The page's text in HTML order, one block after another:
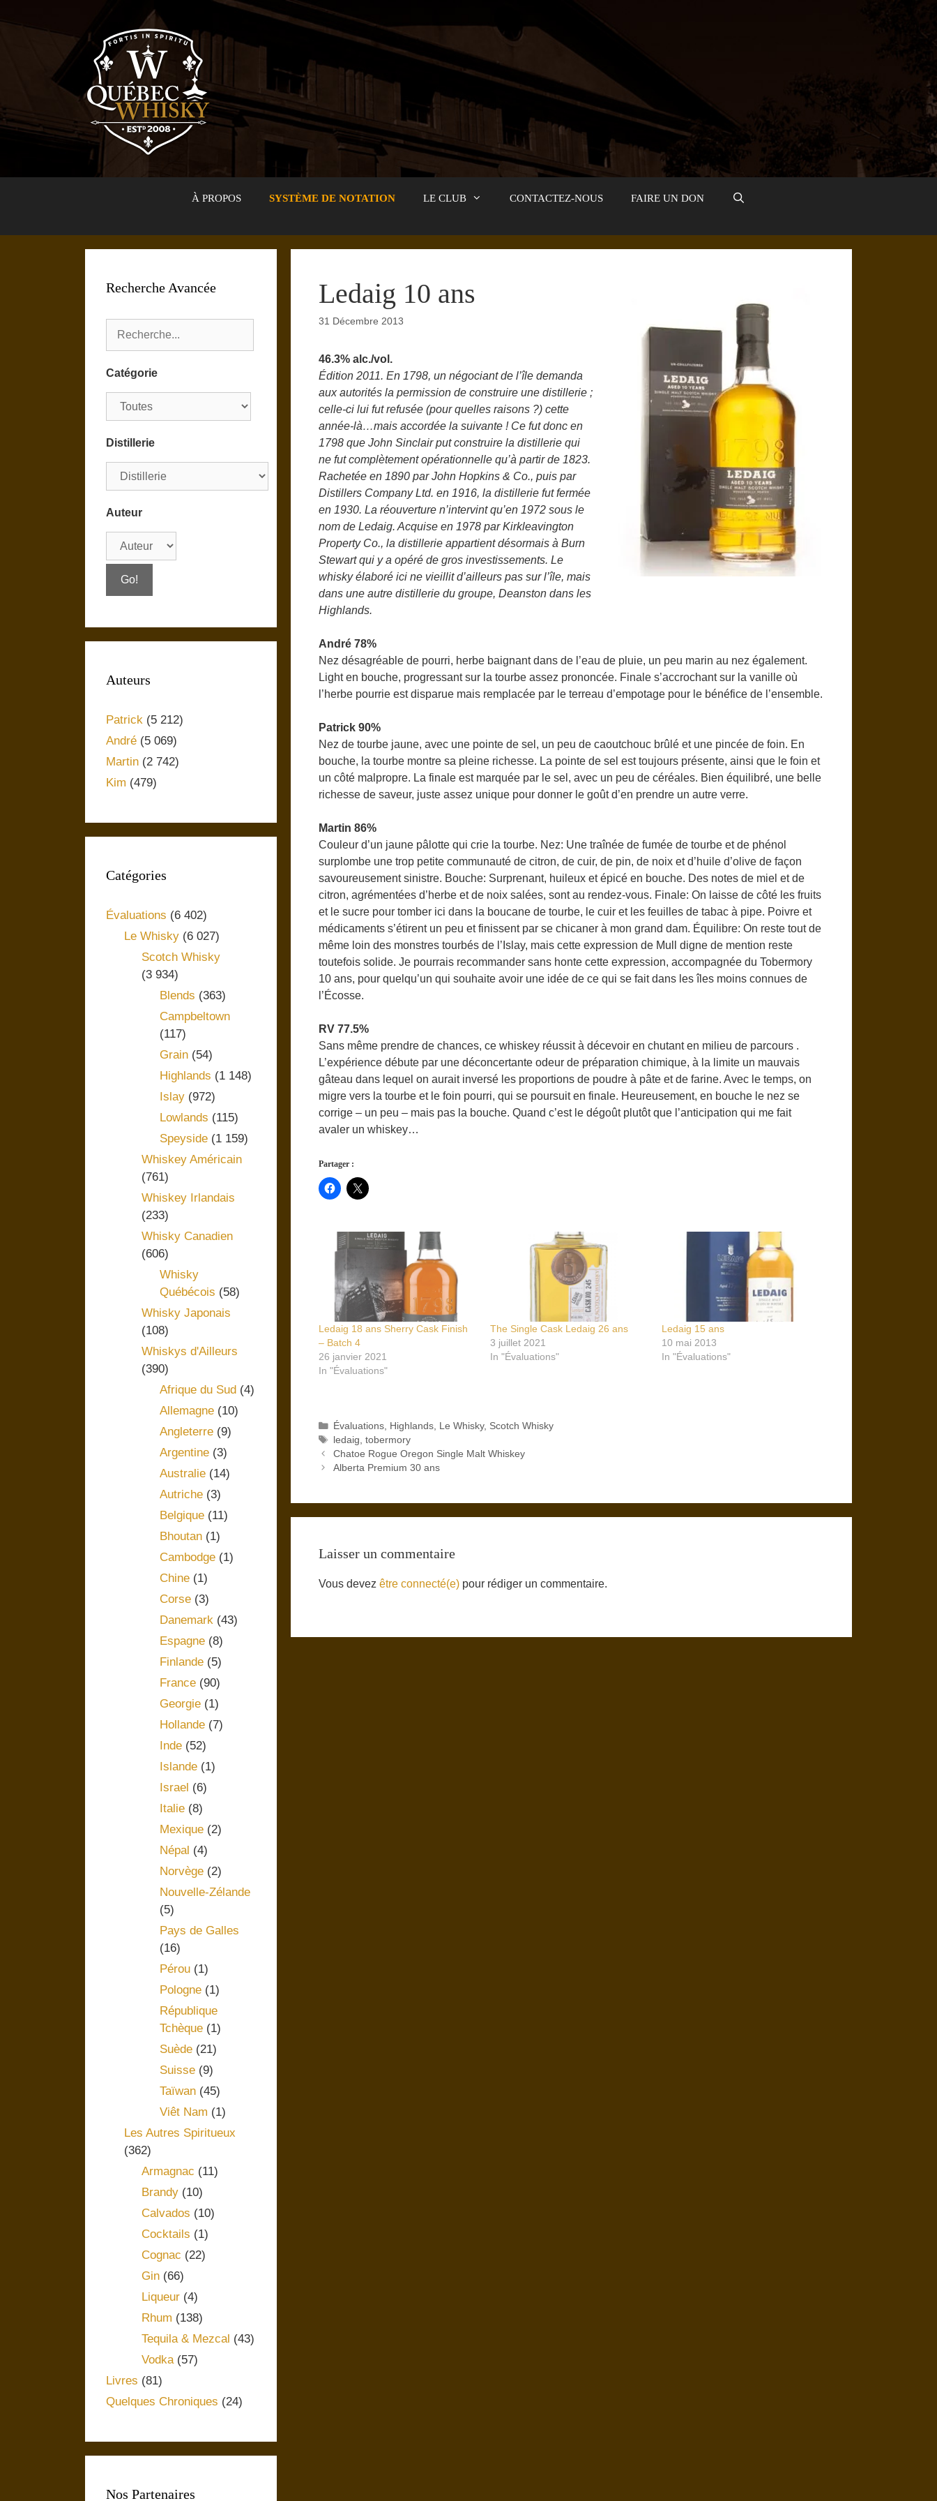
au
À PROPOS SYSTÈME DE NOTATION LE CLUB CONTACTEZ-NOUS FAIRE UN DON
Ledaig 10 ans
31 Décembre 2013
46.3% alc./vol.
Édition 2011. En 1798, un négociant de l’île demanda
aux autorités la permission de construire une distillerie ;
celle-ci lui fut refusée (pour quelles raisons ?) cette
année-là…mais accordée la suivante ! Ce fut donc en
1798 que John Sinclair put construire la distillerie qui
ne fut complètement opérationnelle qu’à partir de 1823.
Rachetée en 1890 par John Hopkins & Co., puis par
Distillers Company Ltd. en 1916, la distillerie fut fermée
en 1930. La réouverture n’intervint qu’en 1972 sous le
nom de Ledaig. Acquise en 1978 par Kirkleavington
Property Co., la distillerie appartient désormais à Burn
Stewart qui y a opéré de gros investissements. Le
whisky élaboré ici ne vieillit d’ailleurs pas sur l’île, mais
dans une autre distillerie du groupe, Deanston dans les
Highlands.
André 78%
Nez désagréable de pourri, herbe baignant dans de l’eau de pluie, un peu marin au nez également.
Light en bouche, progressant sur la tourbe assez prononcée. Finale s’accrochant sur la vanille où
l’herbe pourrie est disparue mais remplacée par le terreau d’empotage pour le bénéfice de l’ensemble.
Patrick 90%
Nez de tourbe jaune, avec une pointe de sel, un peu de caoutchouc brûlé et une pincée de foin. En
bouche, la tourbe montre sa pleine richesse. La pointe de sel est toujours présente, ainsi que le foin et
un côté malpropre. La finale est marquée par le sel, avec un peu de céréales. Bien équilibré, une belle
richesse de saveur, juste assez unique pour donner le goût d’en prendre un autre verre.
Martin 86%
Couleur d’un jaune pâlotte qui crie la tourbe. Nez: Une traînée de fumée de tourbe et de phénol
surplombe une trop petite communauté de citron, de cuir, de pin, de noix et d’huile d’olive de façon
savoureusement sinistre. Bouche: Surprenant, huileux et épicé en bouche. Des notes de miel et de
citron, agrémentées d’herbe et de noix salées, sont au rendez-vous. Finale: On laisse de côté les fruits
et le sucre pour tomber ici dans la boucane de tourbe, le cuir et les feuilles de tabac à pipe. Poivre et
médicaments s’étirent un peu et finissent par se chicaner à mon grand dam. Équilibre: On reste tout de
même loin des monstres tourbés de l’Islay, mais cette expression de Mull digne de mention reste
toutefois solide. Je pourrais recommander sans honte cette expression, accompagnée du Tobermory
10 ans, pour quelqu’un qui souhaite avoir une idée de ce qui se fait dans les îles moins connues de
l’Écosse.
RV 77.5%
Sans même prendre de chances, ce whiskey réussit à décevoir en chutant en milieu de parcours .
L’expérience débute par une déconcertante odeur de préparation chimique, à la limite un mauvais
gâteau dans lequel on aurait inversé les proportions de poudre à pâte et de farine. Avec le temps, on
migre vers la tourbe et le foin pourri, qui se poursuit en finale. Heureusement, en bouche le nez se
corrige – un peu – mais pas la bouche. Quand c’est le dégoût plutôt que l’anticipation qui me fait
avaler un whiskey…
Partager :
Ledaig 18 ans Sherry Cask Finish
– Batch 4
26 janvier 2021
In "Évaluations"
The Single Cask Ledaig 26 ans
3 juillet 2021
In "Évaluations"
Ledaig 15 ans
10 mai 2013
In "Évaluations"
Catégories
Évaluations Highlands Le Whisky, Scotch Whisky
Étiquettes
ledaig ,tobermory
Chatoe Rogue Oregon Single Malt Whiskey
Alberta Premium 30 ans
Laisser un commentaire
Vous devez être connecté(e) pour rédiger un commentaire.
Recherche Avancée
Catégorie
Distillerie
Auteur
Auteurs
Patrick (5 212)
André (5 069)
Martin (2 742)
Kim (479)
Catégories
Évaluations (6 402)
Le Whisky(6 027)
Scotch Whisky
(3 934)
Blends (363)
Campbeltown
(117)
Grain(54)
Highlands (1 148)
Islay(972)
Lowlands (115)
Speyside(1 159)
Whiskey Américain
(761)
Whiskey Irlandais
(233)
Whisky Canadien
(606)
Whisky
Québécois (58)
Whisky Japonais
(108)
Whiskys d'Ailleurs
(390)
Afrique du Sud(4)
Allemagne(10)
Angleterre(9)
Argentine(3)
Australie(14)
Autriche(3)
Belgique(11)
Bhoutan(1)
Cambodge(1)
Chine(1)
Corse(3)
Danemark (43)
Espagne(8)
Finlande(5)
France(90)
Georgie(1)
Hollande(7)
Inde(52)
Islande(1)
Israel (6)
Italie(8)
Mexique(2)
Népal (4)
Norvège(2)
Nouvelle-Zélande
(5)
Pays de Galles
(16)
Pérou(1)
Pologne(1)
République
Tchèque(1)
Suède(21)
Suisse(9)
Taïwan(45)
Viêt Nam (1)
Les Autres Spiritueux
(362)
Armagnac (11)
Brandy (10)
Calvados (10)
Cocktails (1)
Cognac (22)
Gin (66)
Liqueur (4)
Rhum (138)
Tequila & Mezcal (43)
Vodka (57)
Livres (81)
Quelques Chroniques (24)
Nos Partenaires